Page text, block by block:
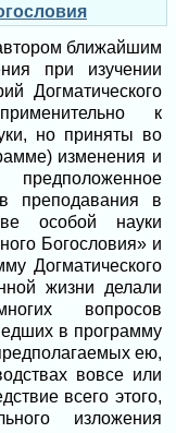
ближайшим
при изучении
Догматического
к
но приняты во
изменения и
преподавания в
особой науки
Богословия» и
Догматического
жизни делали
вопросов
в программу
ею,
вовсе или
всего этого,
изложения